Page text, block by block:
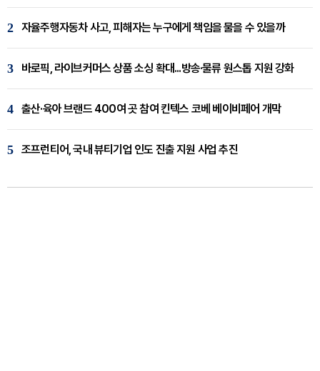
2 자율주행자동차 사고, 피해자는 누구에게 책임을 물을 수 있을까
3 바로픽, 라이브커머스 상품 소싱 확대...방송·물류 원스톱 지원 강화
4 출산·육아 브랜드 400여 곳 참여 킨텍스 코베 베이비페어 개막
5 조프런티어, 국내 뷰티기업 인도 진출 지원 사업 추진